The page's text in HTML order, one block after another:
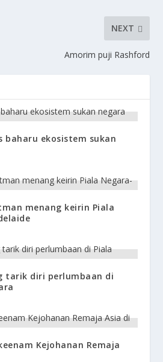
NEXT
Amorim puji Rashford
baharu ekosistem sukan
menang keirin Piala
tarik diri perlumbaan di
Kejohanan Remaja